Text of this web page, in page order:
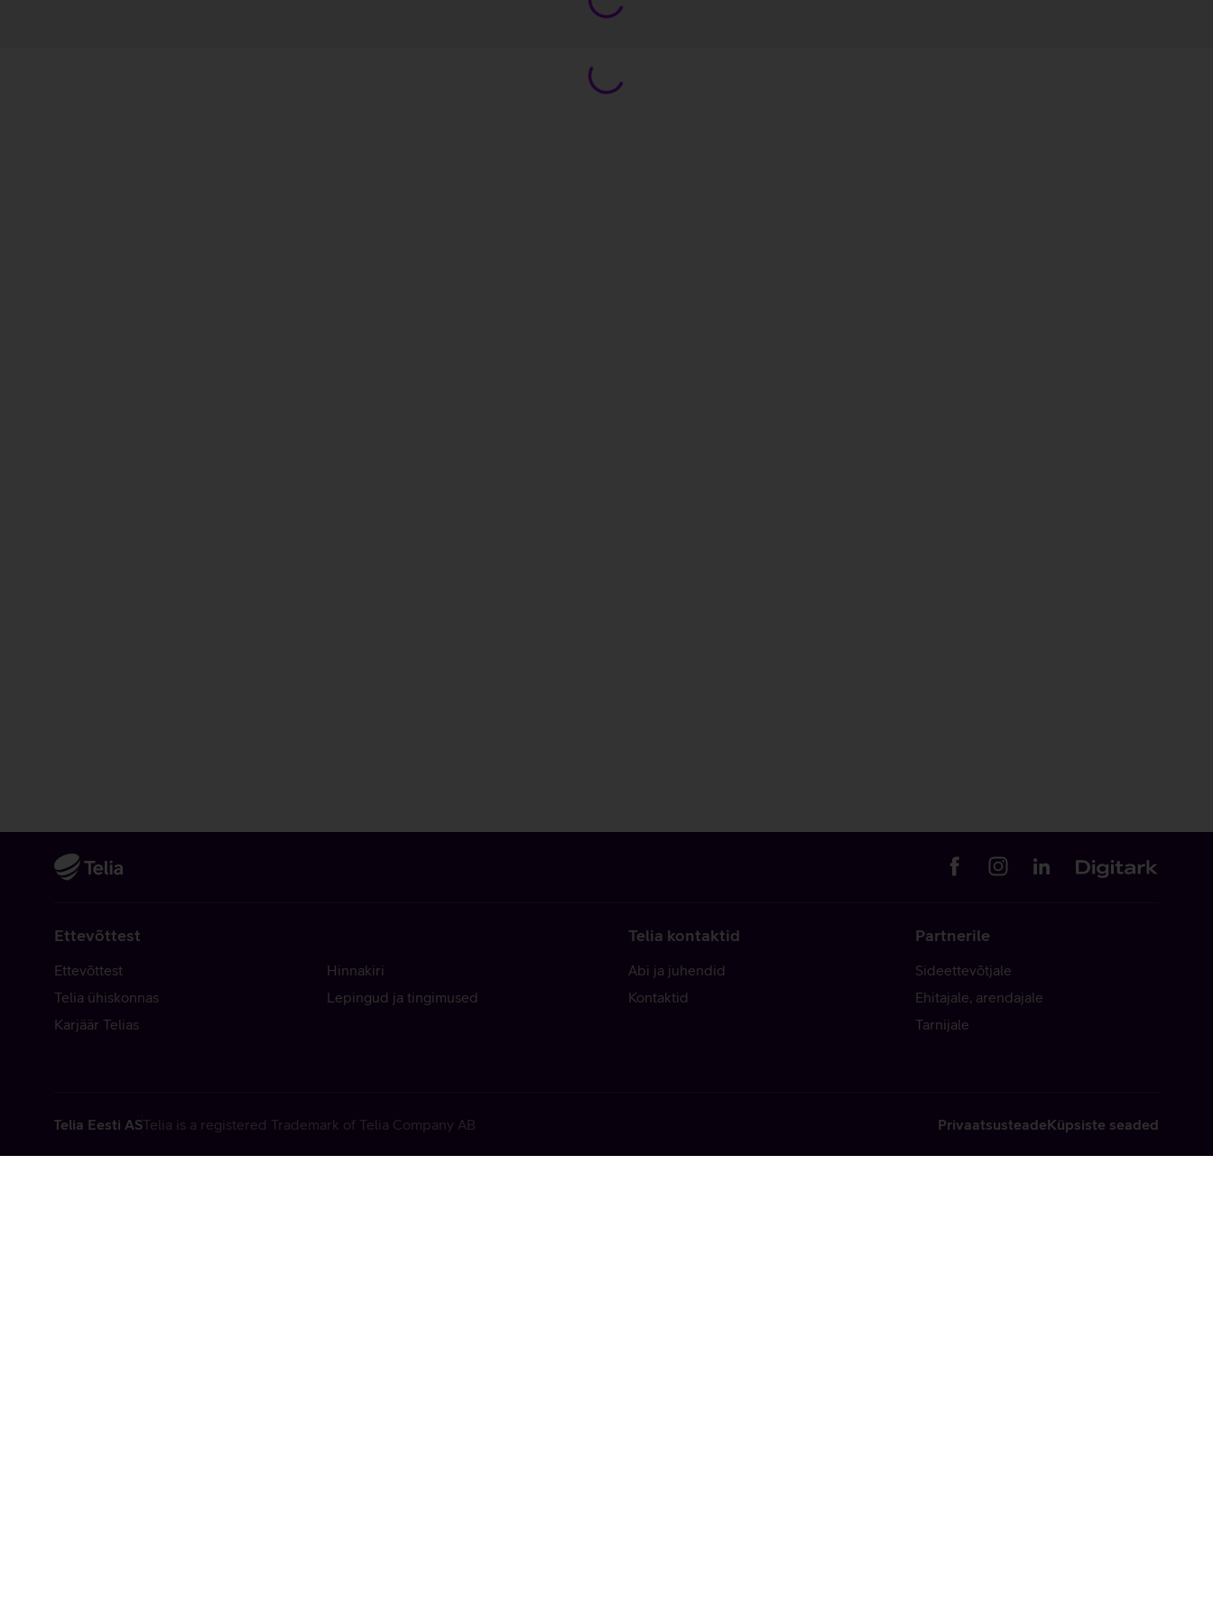
Ettevõttest
Ettevõttest
Telia ühiskonnas
Karjäär Telias
Hinnakiri
Lepingud ja tingimused
Telia kontaktid
Abi ja juhendid
Kontaktid
Partnerile
Sideettevõtjale
Ehitajale, arendajale
Tarnijale
Telia Eesti ASTelia is a registered Trademark of Telia Company AB PrivaatsusteadeKüpsiste seaded